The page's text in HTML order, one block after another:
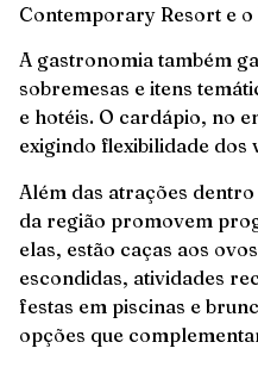
Contemporary Resort e o
A gastronomia também
sobremesas e itens
e hotéis. O cardápio, no
exigindo flexibilidade dos
Além das atrações
da região promovem
elas, estão caças aos
escondidas, atividades
festas em piscinas e
opções que